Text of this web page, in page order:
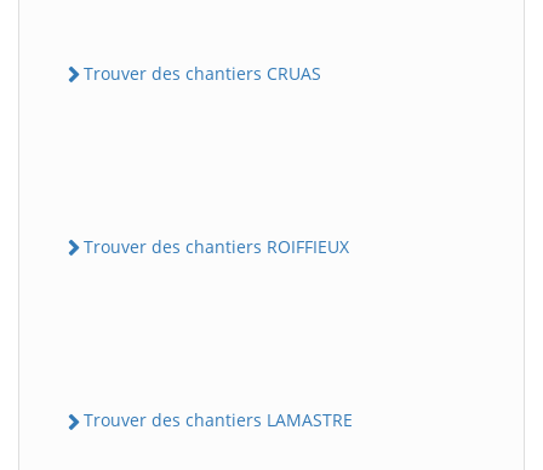
Trouver des chantiers CRUAS
Trouver des chantiers ROIFFIEUX
Trouver des chantiers LAMASTRE